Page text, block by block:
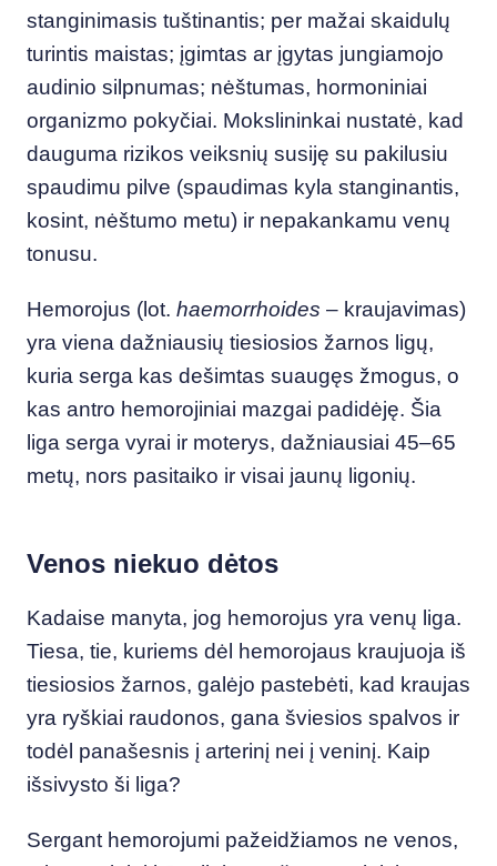
stanginimasis tuštinantis; per mažai skaidulų
turintis maistas; įgimtas ar įgytas jungiamojo
audinio silpnumas; nėštumas, hormoniniai
organizmo pokyčiai. Mokslininkai nustatė, kad
dauguma rizikos veiksnių susiję su pakilusiu
spaudimu pilve (spaudimas kyla stanginantis,
kosint, nėštumo metu) ir nepakankamu venų
tonusu.
Hemorojus (lot. haemorrhoides – kraujavimas)
yra viena dažniausių tiesiosios žarnos ligų,
kuria serga kas dešimtas suaugęs žmogus, o
kas antro hemorojiniai mazgai padidėję. Šia
liga serga vyrai ir moterys, dažniausiai 45–65
metų, nors pasitaiko ir visai jaunų ligonių.
Venos niekuo dėtos
Kadaise manyta, jog hemorojus yra venų liga.
Tiesa, tie, kuriems dėl hemorojaus kraujuoja iš
tiesiosios žarnos, galėjo pastebėti, kad kraujas
yra ryškiai raudonos, gana šviesios spalvos ir
todėl panašesnis į arterinį nei į veninį. Kaip
išsivysto ši liga?
Sergant hemorojumi pažeidžiamos ne venos,